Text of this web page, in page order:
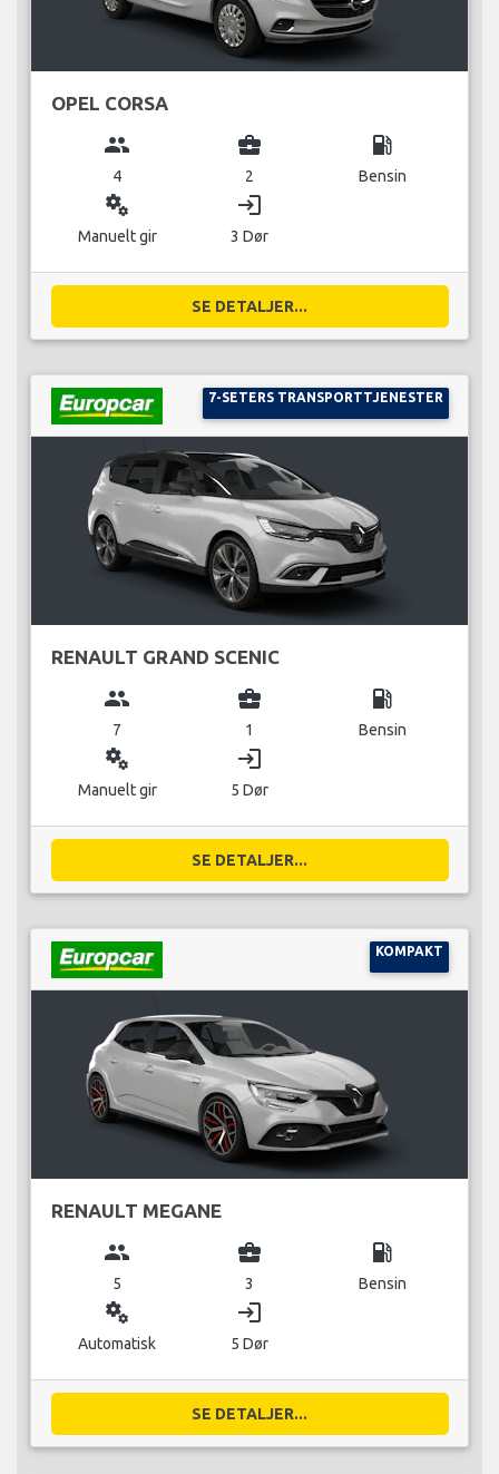
OPEL CORSA
group
4
business_center
2
local_gas_station
Bensin
miscellaneous_services
Manuelt gir
login
3 Dør
SE DETALJER...
7-SETERS TRANSPORTTJENESTER
RENAULT GRAND SCENIC
group
7
business_center
1
local_gas_station
Bensin
miscellaneous_services
Manuelt gir
login
5 Dør
SE DETALJER...
KOMPAKT
RENAULT MEGANE
group
5
business_center
3
local_gas_station
Bensin
miscellaneous_services
Automatisk
login
5 Dør
SE DETALJER...